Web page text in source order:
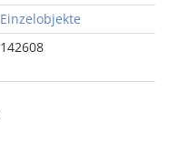
Einzelobjekte
142608